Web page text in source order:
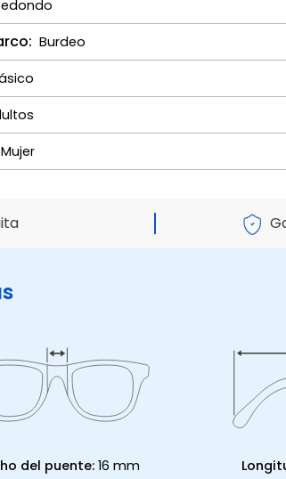
Burdeo
Mujer
del puente: 16 mm